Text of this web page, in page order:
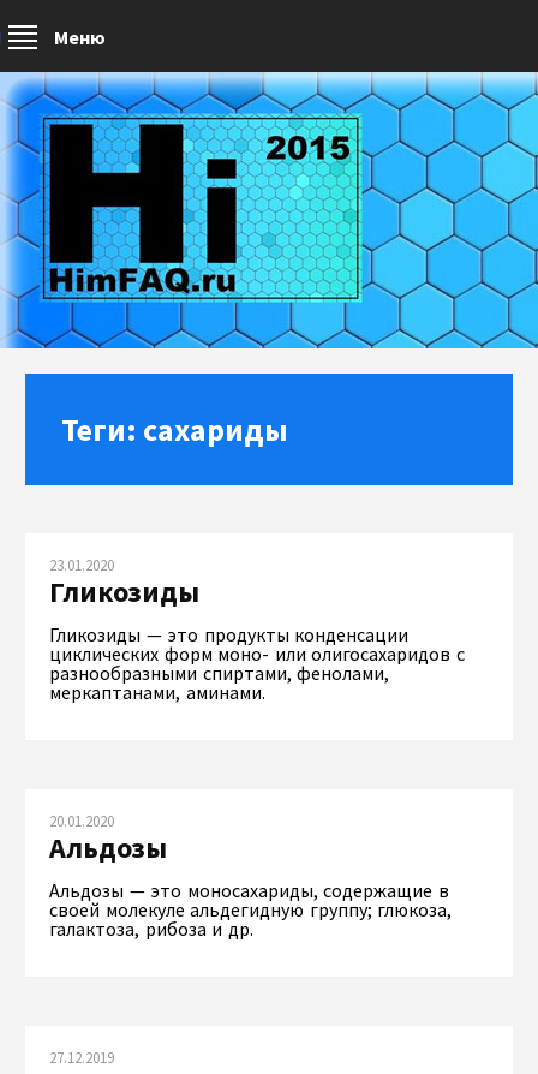
Меню
Теги: сахариды
23.01.2020
Гликозиды
Гликозиды — это продукты конденсации
циклических форм моно- или олигосахаридов с
разнообразными спиртами, фенолами,
меркаптанами, аминами.
20.01.2020
Альдозы
Альдозы — это моносахариды, содержащие в
своей молекуле альдегидную группу; глюкоза,
галактоза, рибоза и др.
27.12.2019